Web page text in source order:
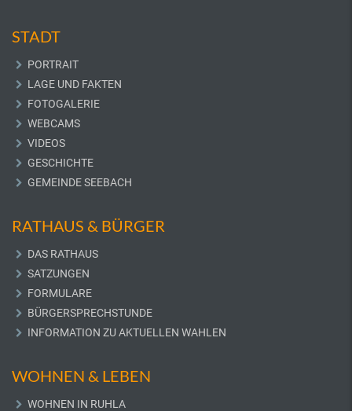
STADT
PORTRAIT
LAGE UND FAKTEN
FOTOGALERIE
WEBCAMS
VIDEOS
GESCHICHTE
GEMEINDE SEEBACH
RATHAUS & BÜRGER
DAS RATHAUS
SATZUNGEN
FORMULARE
BÜRGERSPRECHSTUNDE
INFORMATION ZU AKTUELLEN WAHLEN
WOHNEN & LEBEN
WOHNEN IN RUHLA